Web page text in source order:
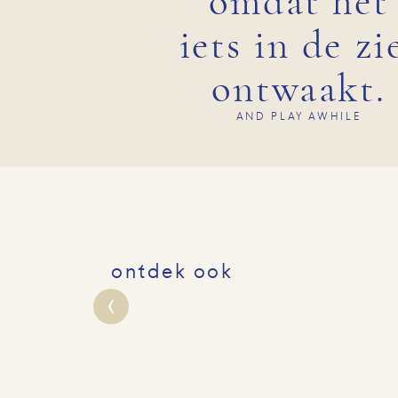
iets in de
ontwaakt.
AND PLAY AWHILE
ontdek ook